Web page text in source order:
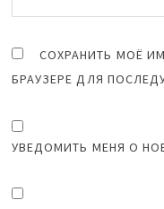
СОХРАНИТЬ МОЁ
БРАУЗЕРЕ ДЛЯ
УВЕДОМИТЬ МЕНЯ О